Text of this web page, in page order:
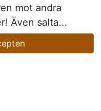
mot andra
Även salta...